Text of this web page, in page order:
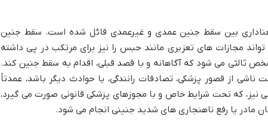
بین سقط جنین عمدی و غیرعمدی قائل شده است. سقط جنین
مجازات های تعزیری مانند حبس را نیز برای مرتکب در پی داشته
ثالثی می شود که آگاهانه و با قصد قبلی، اقدام به سقط جنین کند.
از قصور پزشکی، تصادفات رانندگی، یا حوادث دیگر باشد، عمدتاً
نیز، که تحت شرایط خاص و با مجوزهای پزشکی قانونی صورت می گیرد،
مادر یا رفع ناهنجاری های شدید جنینی انجام می شود.